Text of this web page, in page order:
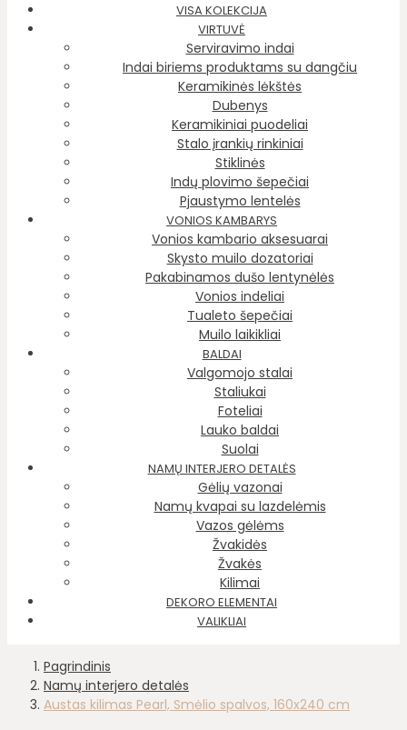
VISA KOLEKCIJA
VIRTUVĖ
Serviravimo indai
Indai biriems produktams su dangčiu
Keramikinės lėkštės
Dubenys
Keramikiniai puodeliai
Stalo įrankių rinkiniai
Stiklinės
Indų plovimo šepečiai
Pjaustymo lentelės
VONIOS KAMBARYS
Vonios kambario aksesuarai
Skysto muilo dozatoriai
Pakabinamos dušo lentynėlės
Vonios indeliai
Tualeto šepečiai
Muilo laikikliai
BALDAI
Valgomojo stalai
Staliukai
Foteliai
Lauko baldai
Suolai
NAMŲ INTERJERO DETALĖS
Gėlių vazonai
Namų kvapai su lazdelėmis
Vazos gėlėms
Žvakidės
Žvakės
Kilimai
DEKORO ELEMENTAI
VALIKLIAI
Pagrindinis
Namų interjero detalės
Austas kilimas Pearl, Smėlio spalvos, 160x240 cm